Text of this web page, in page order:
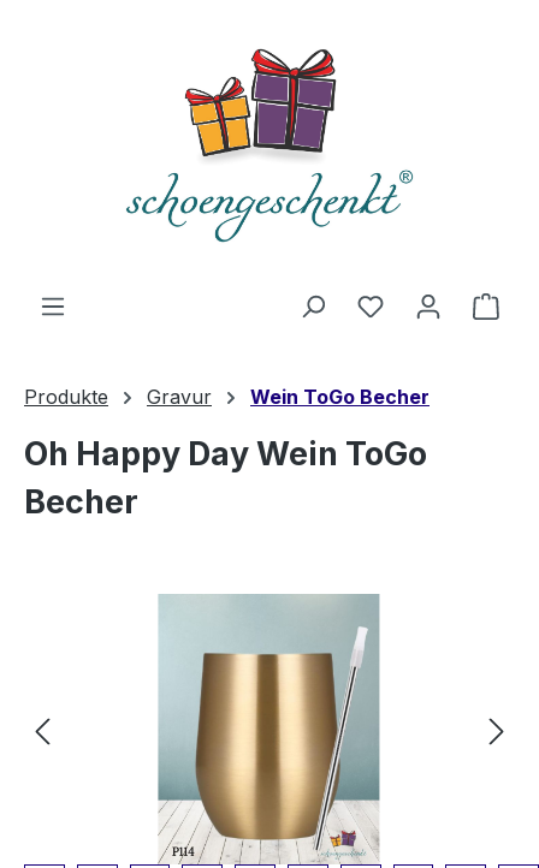
Du hast 0
Produkte Gravur Wein ToGo Becher
Oh Happy Day Wein ToGo
Becher